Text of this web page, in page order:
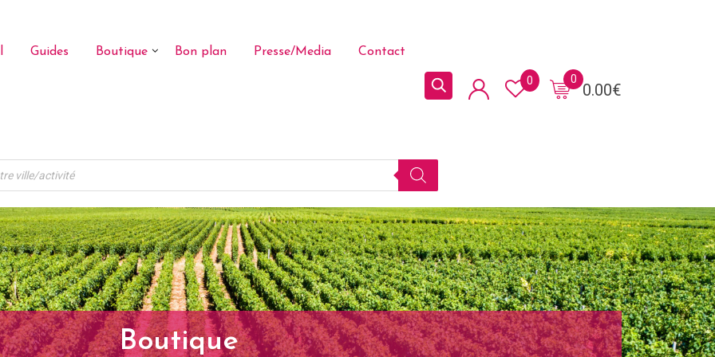
Guides Boutique Bon plan Presse/Media Contact
0.00€
0
0
Boutique